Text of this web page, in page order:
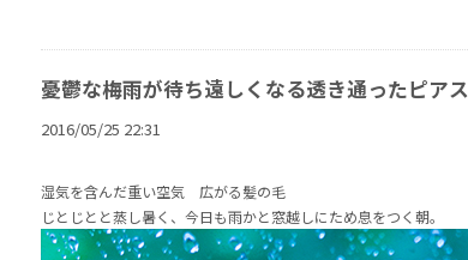
憂鬱な梅雨が待ち遠しくなる透き通ったピアス
2016/05/25 22:31
湿気を含んだ重い空気 広がる髪の毛
じとじとと蒸し暑く、今日も雨かと窓越しにため息をつく朝。